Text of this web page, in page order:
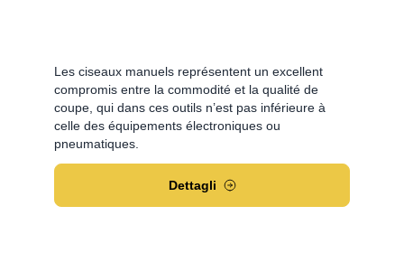
Les ciseaux manuels représentent un excellent
compromis entre la commodité et la qualité de
coupe, qui dans ces outils n’est pas inférieure à
celle des équipements électroniques ou
pneumatiques.
Dettagli